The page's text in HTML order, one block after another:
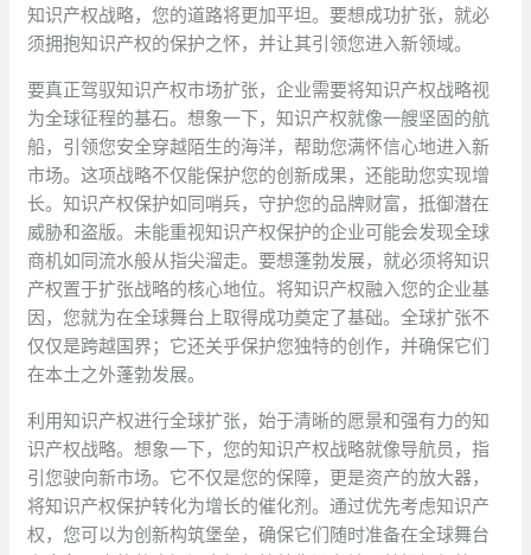
知识产权战略，您的道路将更加平坦。要想成功扩张，就必
须拥抱知识产权的保护之怀，并让其引领您进入新领域。
要真正驾驭知识产权市场扩张，企业需要将知识产权战略视
为全球征程的基石。想象一下，知识产权就像一艘坚固的航
船，引领您安全穿越陌生的海洋，帮助您满怀信心地进入新
市场。这项战略不仅能保护您的创新成果，还能助您实现增
长。知识产权保护如同哨兵，守护您的品牌财富，抵御潜在
威胁和盗版。未能重视知识产权保护的企业可能会发现全球
商机如同流水般从指尖溜走。要想蓬勃发展，就必须将知识
产权置于扩张战略的核心地位。将知识产权融入您的企业基
因，您就为在全球舞台上取得成功奠定了基础。全球扩张不
仅仅是跨越国界；它还关乎保护您独特的创作，并确保它们
在本土之外蓬勃发展。
利用知识产权进行全球扩张，始于清晰的愿景和强有力的知
识产权战略。想象一下，您的知识产权战略就像导航员，指
引您驶向新市场。它不仅是您的保障，更是资产的放大器，
将知识产权保护转化为增长的催化剂。通过优先考虑知识产
权，您可以为创新构筑堡垒，确保它们随时准备在全球舞台